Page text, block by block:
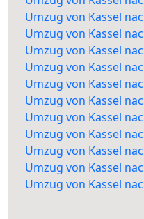
Umzug von Kassel
Umzug von Kassel
Umzug von Kassel
Umzug von Kassel
Umzug von Kassel
Umzug von Kassel
Umzug von Kassel
Umzug von Kassel
Umzug von Kassel
Umzug von Kassel
Umzug von Kassel